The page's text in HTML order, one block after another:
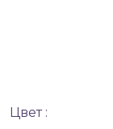
Цвет :